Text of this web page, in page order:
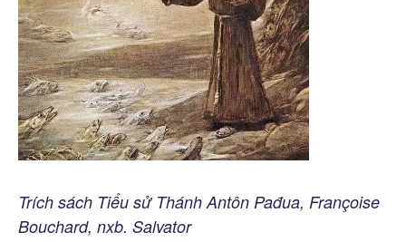
Trích sách Tiểu sử Thánh Antôn Pađua, Françoise
Bouchard, nxb. Salvator